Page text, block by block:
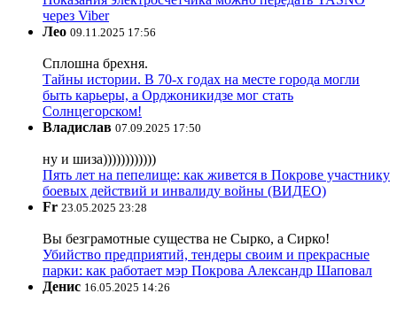
через Viber
Лео 09.11.2025 17:56
Сплошна брехня.
Тайны истории. В 70-х годах на месте города могли
быть карьеры, а Орджоникидзе мог стать
Солнцегорском!
Владислав 07.09.2025 17:50
ну и шиза))))))))))))
Пять лет на пепелище: как живется в Покрове участнику
боевых действий и инвалиду войны (ВИДЕО)
Fr 23.05.2025 23:28
Вы безграмотные существа не Сырко, а Сирко!
Убийство предприятий, тендеры своим и прекрасные
парки: как работает мэр Покрова Александр Шаповал
Денис 16.05.2025 14:26